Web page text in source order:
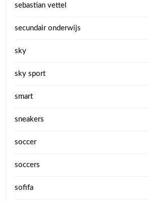
sebastian vettel
secundair onderwijs
sky
sky sport
smart
sneakers
soccer
soccers
sofifa